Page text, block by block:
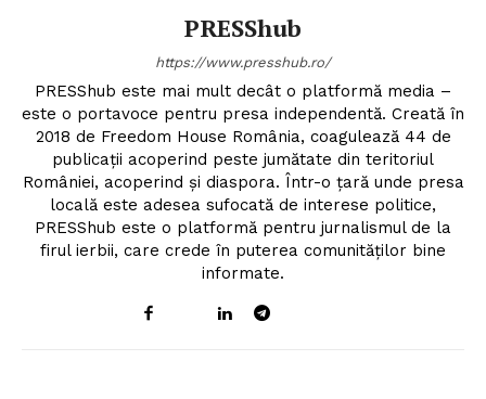
PRESShub
https://www.presshub.ro/
PRESShub este mai mult decât o platformă media –
este o portavoce pentru presa independentă. Creată în
2018 de Freedom House România, coagulează 44 de
publicații acoperind peste jumătate din teritoriul
României, acoperind și diaspora. Într-o țară unde presa
locală este adesea sufocată de interese politice,
PRESShub este o platformă pentru jurnalismul de la
firul ierbii, care crede în puterea comunităților bine
informate.